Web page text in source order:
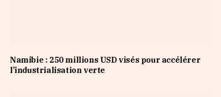
Namibie : 250 millions USD visés pour accélérer
l’industrialisation verte